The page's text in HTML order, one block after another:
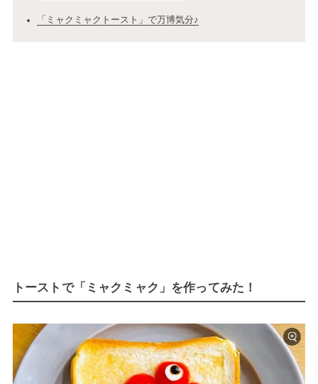
「ミャクミャクトースト」で万博気分♪
トーストで「ミャクミャク」を作ってみた！